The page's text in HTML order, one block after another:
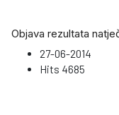
Objava rezultata
27-06-2014
Hits 4685